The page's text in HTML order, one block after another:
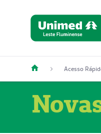
Acesso